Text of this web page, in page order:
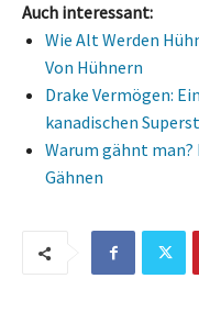
Auch interessant:
Wie Alt Werden
Von Hühnern
Drake Vermögen:
kanadischen
Warum gähnt man?
Gähnen